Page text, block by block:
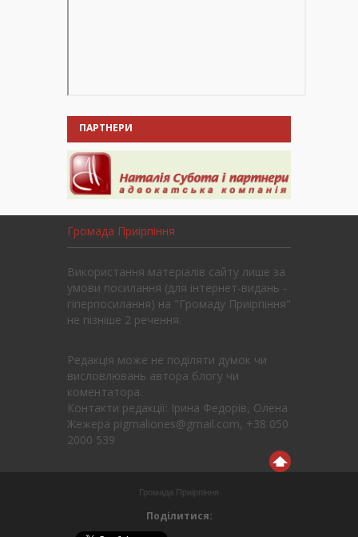
ПАРТНЕРИ
Громада Приірпіння
Використання матеріалів сайту лише за
умови посилання (для інтернет-видань -
гіперпосилання) на "Громаду Приірпіння"
не пізніше 2 речення.
Редакція може не поділяти думок чи
висловлювань автора блогу чи
коментатора.
Контакти редакції: Ірина Федорів, Олена
Жежера pigmaliones@gmail.com, +38 050
2000 539
Громада Приірпіння
Поділитися: